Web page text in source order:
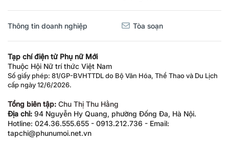
Thông tin doanh nghiệp Tòa soạn
Tạp chí điện tử Phụ nữ Mới
Thuộc Hội Nữ trí thức Việt Nam
Số giấy phép: 81/GP-BVHTTDL do Bộ Văn Hóa, Thể Thao và Du Lịch
cấp ngày 12/6/2026.
Tổng biên tập: Chu Thị Thu Hằng
Địa chỉ: 94 Nguyễn Hy Quang, phường Đống Đa, Hà Nội.
Hotline: 024.36.555.655 - 0913.212.736 - Email:
tapchi@phunumoi.net.vn